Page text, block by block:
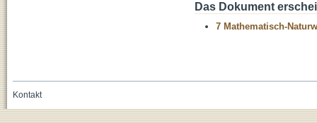
Das Dokument
7 Mathematisch-
Kontakt